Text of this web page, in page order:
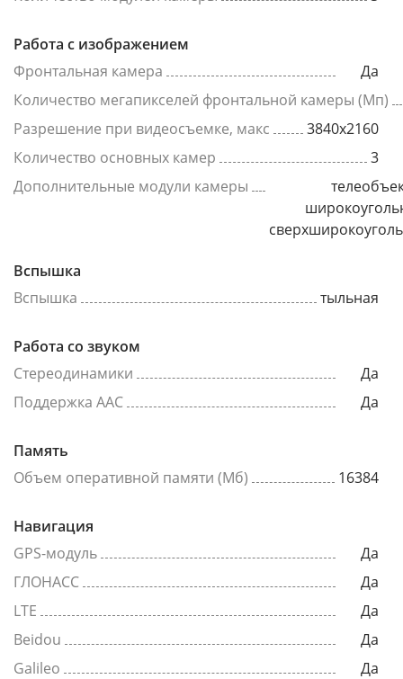
Работа с изображением
Фронтальная камера
Да
Количество мегапикселей фронтальной камеры (Мп)
Разрешение при видеосъемке, макс
3840x2160
Количество основных камер
3
Дополнительные модули камеры
Вспышка
Вспышка
тыльная
Работа со звуком
Стереодинамики
Да
Поддержка AAC
Да
Память
Объем оперативной памяти (Мб)
16384
Навигация
GPS-модуль
Да
ГЛОНАСС
Да
LTE
Да
Beidou
Да
Galileo
Да